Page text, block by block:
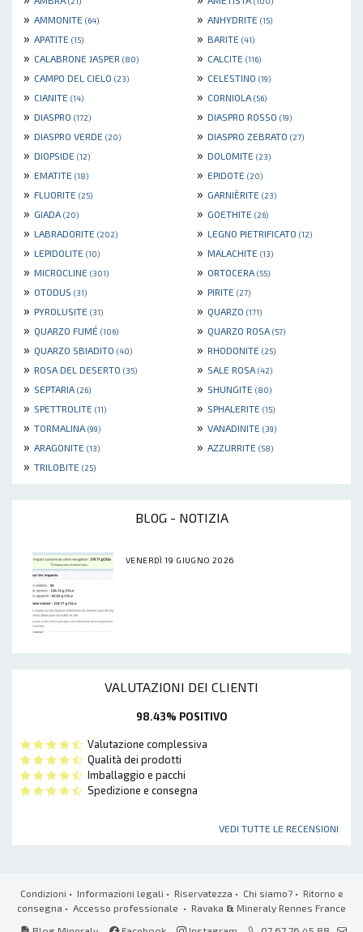
» AMMONITE (64) » ANHYDRITE (15)
» APATITE (15) » BARITE (41)
» CALABRONE JASPER (80) » CALCITE (116)
» CAMPO DEL CIELO (23) » CELESTINO (19)
» CIANITE (14) » CORNIOLA (56)
» DIASPRO (172) » DIASPRO ROSSO (19)
» DIASPRO VERDE (20) » DIASPRO ZEBRATO (27)
» DIOPSIDE (12) » DOLOMITE (23)
» EMATITE (18) » EPIDOTE (20)
» FLUORITE (25) » GARNIÈRITE (23)
» GIADA (20) » GOETHITE (26)
» LABRADORITE (202) » LEGNO PIETRIFICATO (12)
» LEPIDOLITE (10) » MALACHITE (13)
» MICROCLINE (301) » ORTOCERA (55)
» OTODUS (31) » PIRITE (27)
» PYROLUSITE (31) » QUARZO (171)
» QUARZO FUMÉ (106) » QUARZO ROSA (57)
» QUARZO SBIADITO (40) » RHODONITE (25)
» ROSA DEL DESERTO (35) » SALE ROSA (42)
» SEPTARIA (26) » SHUNGITE (80)
» SPETTROLITE (11) » SPHALERITE (15)
» TORMALINA (99) » VANADINITE (39)
» ARAGONITE (13) » AZZURRITE (58)
» TRILOBITE (25)
BLOG - NOTIZIA
VENERDÌ 19 GIUGNO 2026
VALUTAZIONI DEI CLIENTI
98.43% POSITIVO
Valutazione complessiva
Qualità dei prodotti
Imballaggio e pacchi
Spedizione e consegna
VEDI TUTTE LE RECENSIONI
Condizioni • Informazioni legali • Riservatezza • Chi siamo?• Ritorno e
consegna • Accesso professionale • Ravaka & Mineraly Rennes France